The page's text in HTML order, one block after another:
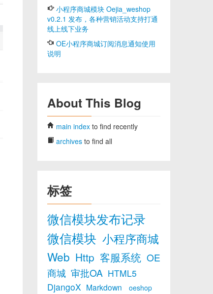
小程序商城模块 Oejia_weshop
v0.2.1 发布，各种营销活动支持打通
线上线下业务
OE小程序商城订阅消息通知使用
说明
About This Blog
main index to find recently
archives to find all
标签
微信模块发布记录
微信模块 小程序商城
Web Http 客服系统 OE
商城 审批OA HTML5
DjangoX Markdown
oeshop